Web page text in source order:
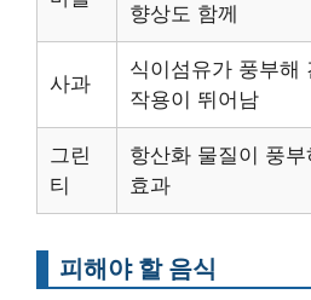
향상도 함께
사과
식이섬유가 풍부해
작용이 뛰어남
그린
티
항산화 물질이 풍
효과
피해야 할 음식